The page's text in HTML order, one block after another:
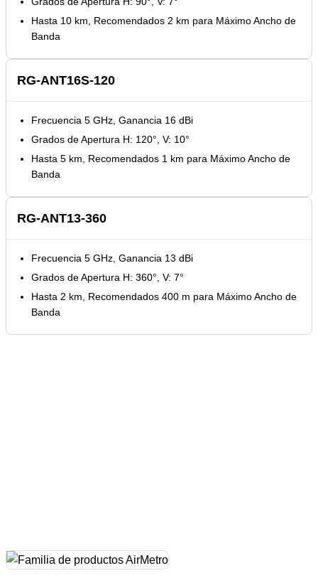
Hasta 10 km, Recomendados 2 km para Máximo Ancho de
Banda
RG-ANT16S-120
Frecuencia 5 GHz, Ganancia 16 dBi
Grados de Apertura H: 120°, V: 10°
Hasta 5 km, Recomendados 1 km para Máximo Ancho de
Banda
RG-ANT13-360
Frecuencia 5 GHz, Ganancia 13 dBi
Grados de Apertura H: 360°, V: 7°
Hasta 2 km, Recomendados 400 m para Máximo Ancho de
Banda